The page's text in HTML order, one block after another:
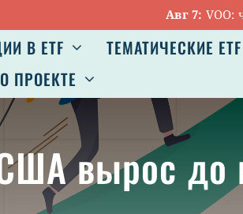
Авг 7:VOO:
В ETF ТЕМАТИЧЕСКИЕ ETF
О ПРОЕКТЕ
США вырос